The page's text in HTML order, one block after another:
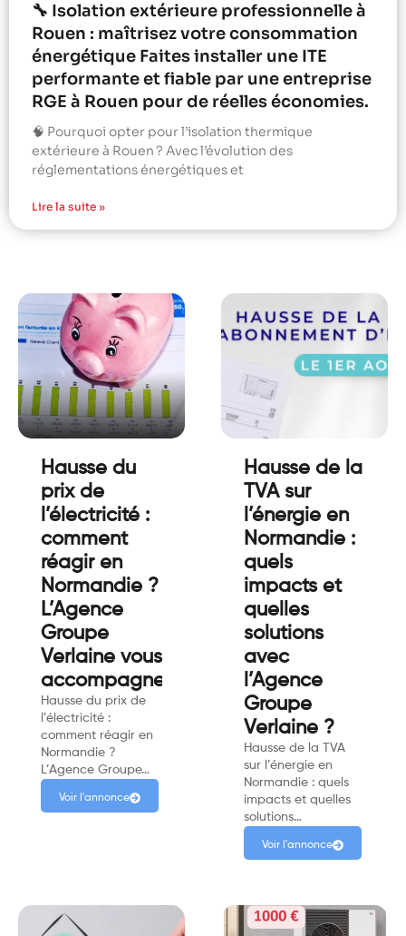
🔧 Isolation extérieure professionnelle à
Rouen : maîtrisez votre consommation
énergétique Faites installer une ITE
performante et fiable par une entreprise
RGE à Rouen pour de réelles économies.
🧠 Pourquoi opter pour l’isolation thermique
extérieure à Rouen ? Avec l’évolution des
réglementations énergétiques et
Lire la suite »
Hausse du
prix de
l’électricité :
comment
réagir en
Normandie ?
L’Agence
Groupe
Verlaine vous
accompagne.
Hausse du prix de
l’électricité :
comment réagir en
Normandie ?
L’Agence Groupe…
Voir l'annonce
Hausse de la
TVA sur
l’énergie en
Normandie :
quels
impacts et
quelles
solutions
avec
l’Agence
Groupe
Verlaine ?
Hausse de la TVA
sur l’énergie en
Normandie : quels
impacts et quelles
solutions…
Voir l'annonce